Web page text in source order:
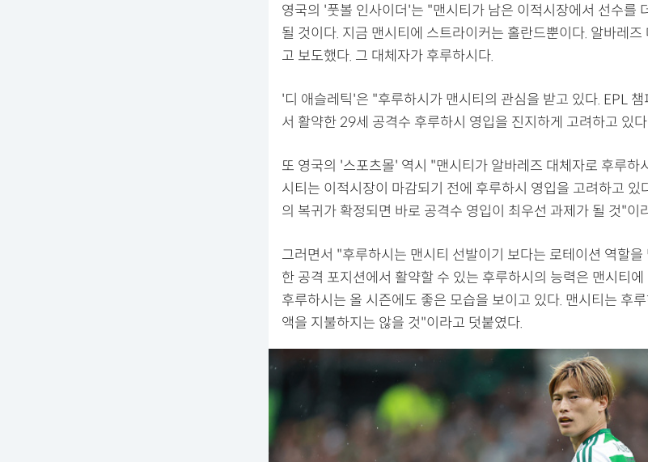
영국의 '풋볼 인사이더'는 "맨시티가 남은 이적시장에서 선수를
될 것이다. 지금 맨시티에 스트라이커는 홀란드뿐이다. 알바레
고 보도했다. 그 대체자가 후루하시다.
'디 애슬레틱'은 "후루하시가 맨시티의 관심을 받고 있다. EPL
서 활약한 29세 공격수 후루하시 영입을 진지하게 고려하고 있
또 영국의 '스포츠몰' 역시 "맨시티가 알바레즈 대체자로 후루하
시티는 이적시장이 마감되기 전에 후루하시 영입을 고려하고 있
의 복귀가 확정되면 바로 공격수 영입이 최우선 과제가 될 것"이
그러면서 "후루하시는 맨시티 선발이기 보다는 로테이션 역할
한 공격 포지션에서 활약할 수 있는 후루하시의 능력은 맨시티
후루하시는 올 시즌에도 좋은 모습을 보이고 있다. 맨시티는 후
액을 지불하지는 않을 것"이라고 덧붙였다.